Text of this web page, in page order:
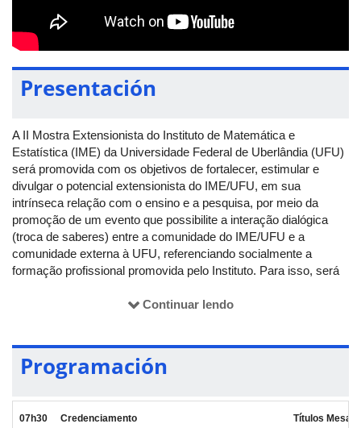
Presentación
A II Mostra Extensionista do Instituto de Matemática e
Estatística (IME) da Universidade Federal de Uberlândia (UFU)
será promovida com os objetivos de fortalecer, estimular e
divulgar o potencial extensionista do IME/UFU, em sua
intrínseca relação com o ensino e a pesquisa, por meio da
promoção de um evento que possibilite a interação dialógica
(troca de saberes) entre a comunidade do IME/UFU e a
comunidade externa à UFU, referenciando socialmente a
formação profissional promovida pelo Instituto. Para isso, será
ser desenvolvidas concomitantemente: mesas-redondas,
campus Santa Mônica da UFU, nos turnos matutino e
vespertino. Como público-alvo, esperamos envolver a
desenvolvidas no IME, bem como estudantes de instituições
públicas e privadas de ensino fundamental, médio e superior, e
Continuar lendo
Programación
07h30 Credenciamento Títulos Mesas